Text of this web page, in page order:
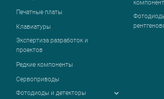
Печатные платы
Клавиатуры
Экспертиза разработок и
проектов
Редкие компоненты
Сервоприводы
Фотодиоды и детекторы